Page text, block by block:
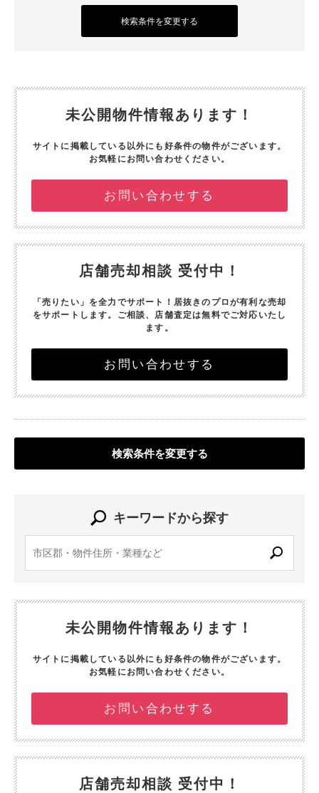
検索条件を変更する
未公開物件情報あります！
サイトに掲載している以外にも好条件の物件がございます。
お気軽にお問い合わせください。
お問い合わせする
店舗売却相談 受付中！
「売りたい」を全力でサポート！ 居抜きのプロが有利な売却
をサポートします。 ご相談、店舗査定は無料でご対応いたし
ます。
お問い合わせする
検索条件を変更する
キーワードから探す
未公開物件情報あります！
サイトに掲載している以外にも好条件の物件がございます。
お気軽にお問い合わせください。
お問い合わせする
店舗売却相談 受付中！